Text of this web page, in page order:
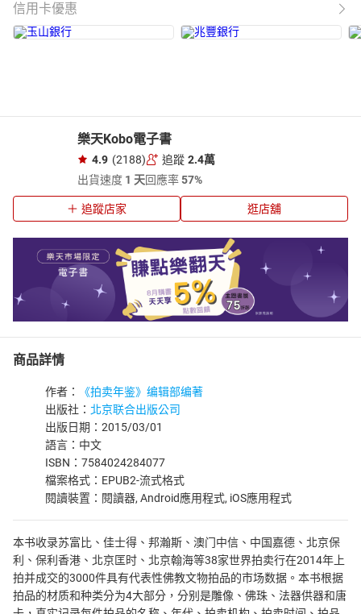
信用卡優惠
樂天Kobo電子書
4.9 (2188) 追蹤 2.4萬
出貨速度 1 天回應率57%
追蹤店家 逛店舖
商品詳情
作者：
《拍卖年鉴》编辑部编著
出版社： 北京联合出版公司
出版日期：2015/03/01
語言：中文
ISBN：7584024284077
檔案格式：EPUB2-流式格式
閱讀裝置：閱讀器, Android應用程式, iOS應用程式
本书收录苏富比、佳士得、邦瀚斯、澳门中信、中国嘉德、北京保
利、保利香港、北京匡时、北京翰海等38家世界拍卖行在2014年上
拍并成交的3000件具有代表性佛教文物拍品的市场数据。本书根据
拍品的材质和种类分为4大部分，分别是雕像、佛珠、法器供器和唐